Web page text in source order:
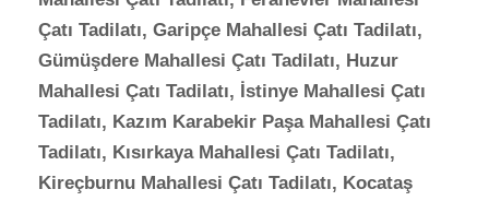
Çatı Tadilatı, Garipçe Mahallesi Çatı Tadilatı,
Gümüşdere Mahallesi Çatı Tadilatı, Huzur
Mahallesi Çatı Tadilatı, İstinye Mahallesi Çatı
Tadilatı, Kazım Karabekir Paşa Mahallesi Çatı
Tadilatı, Kısırkaya Mahallesi Çatı Tadilatı,
Kireçburnu Mahallesi Çatı Tadilatı, Kocataş